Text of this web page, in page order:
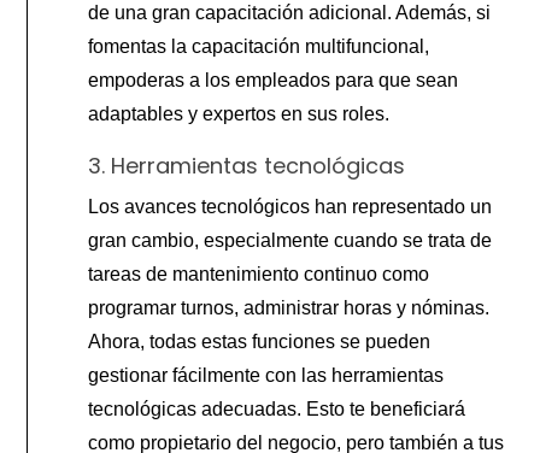
de una gran capacitación adicional. Además, si
fomentas la capacitación multifuncional,
empoderas a los empleados para que sean
adaptables y expertos en sus roles.
3. Herramientas tecnológicas
Los avances tecnológicos han representado un
gran cambio, especialmente cuando se trata de
tareas de mantenimiento continuo como
programar turnos, administrar horas y nóminas.
Ahora, todas estas funciones se pueden
gestionar fácilmente con las herramientas
tecnológicas adecuadas. Esto te beneficiará
como propietario del negocio, pero también a tus